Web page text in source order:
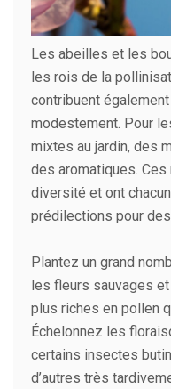
Les abeilles et les
les rois de la
contribuent
modestement. Pour
mixtes au jardin, des
des aromatiques.
diversité et ont
prédilections pour
Plantez un grand
les fleurs sauvages
plus riches en pollen
Échelonnez les
certains insectes
d’autres très